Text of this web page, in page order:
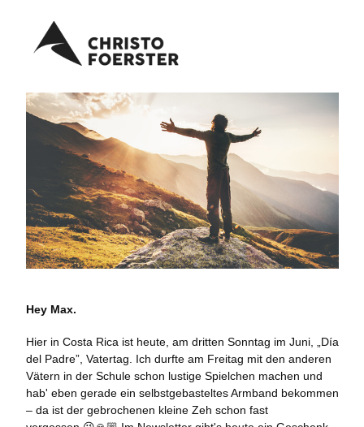
Hey Max.
Hier in Costa Rica ist heute, am dritten Sonntag im Juni, „Día
del Padre”, Vatertag. Ich durfte am Freitag mit den anderen
Vätern in der Schule schon lustige Spielchen machen und
hab' eben gerade ein selbstgebasteltes Armband bekommen
– da ist der gebrochenen kleine Zeh schon fast